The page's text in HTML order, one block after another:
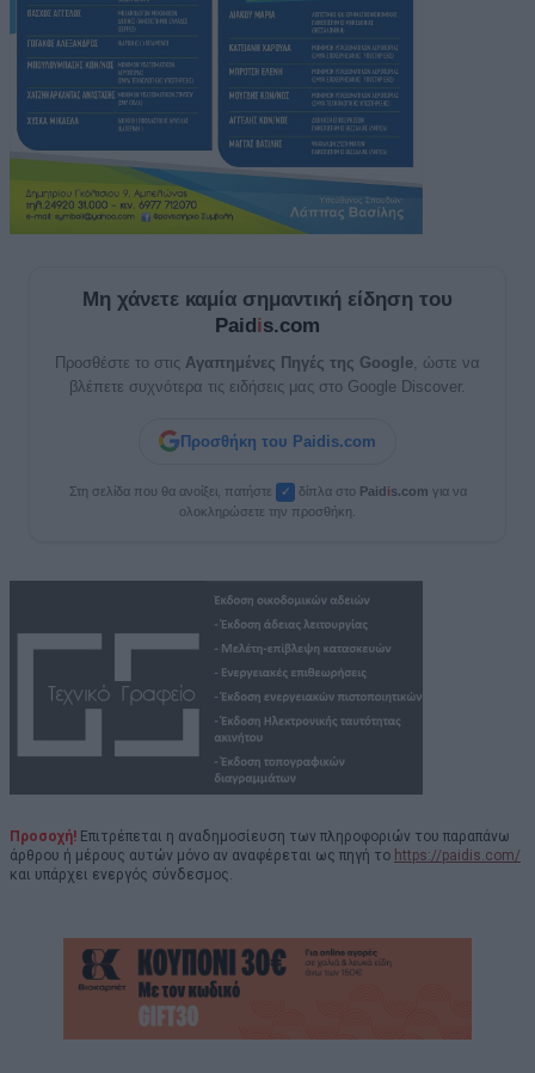
Μη χάνετε καμία σημαντική είδηση του
Paidis.com
Προσθέστε το στις Αγαπημένες Πηγές της Google , ώστε να
βλέπετε συχνότερα τις ειδήσεις μας στο Google Discover.
Προσθήκη του Paidis.com
Στη σελίδα που θα ανοίξει, πατήστε ✓ δίπλα στο Paidis.com για να
ολοκληρώσετε την προσθήκη.
Προσοχή! Επιτρέπεται η αναδημοσίευση των πληροφοριών του παραπάνω
άρθρου ή μέρους αυτών μόνο αν αναφέρεται ως πηγή το https://paidis.com/
και υπάρχει ενεργός σύνδεσμος.